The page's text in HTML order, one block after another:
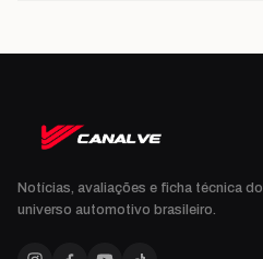
Notícias, avaliações e ficha técnica do
universo automotivo brasileiro.